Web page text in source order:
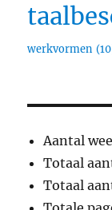
werkvormen
Aantal
Totaal
Totaal